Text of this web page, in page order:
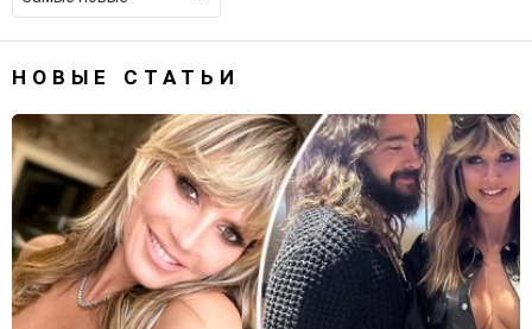
НОВЫЕ СТАТЬИ